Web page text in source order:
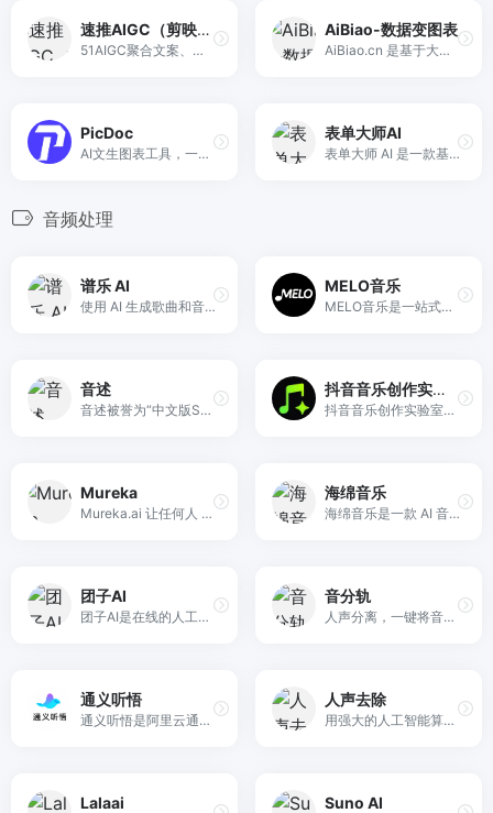
速推AIGC（剪映小助手）
51AIGC聚合文案、绘画、视频、代码等AI创作引擎，中文提示即可一键生成高质量内容，注册送额度，免费使用。
AiBiao-数据变图表
AiBiao.cn 是基于大模型技术的图表处理工具，支持处理多种图表格式，包括 Excel、CSV 等，一句话解决多种图表处理任务，包括数据清洗、数据分析、数据可视化等。
PicDoc
AI文生图表工具，一键生成思维导图/结构图/PPT图例/柱状图
表单大师AI
表单大师 AI 是一款基于自然语言处理技术的智能在线表单创建工具，致力于帮助用户快速、高效地生成各类专业表单。
音频处理
谱乐 AI
使用 AI 生成歌曲和音乐视频 — 免费启动，免费用于商业用途。将文本、图像或您的声音转化为原创音乐和可共享的音乐视频。
MELO音乐
MELO音乐是一站式AI视频与音乐制作助手，对标suno, udio的高品质体验。提供伴奏生成、原创写词、无损导出、哼唱识曲、混音变声等全套音频与短视频编辑工具。无论是流行Kpop、电音说唱、民谣古风、摇滚儿歌还是商用轻音乐，MELO为你免费谱曲，轻松做同款！
音述
音述被誉为“中文版Suno”，是全球地标级AI音乐创作平台。独家黑科技引擎，3秒生成录音棚级无损音质歌曲。完全无需乐理，输入歌词一键成曲，支持流行、古风、电音等全风格覆盖。包含无损Stem分轨、人声替换、歌词生成等专业功能。永久免费试用，立即打造你的百万爆款单曲！
抖音音乐创作实验室
抖音音乐创作实验室是抖音官方推出的AI音乐生产力工具，支持智能作词作曲、专业音频编辑及视频自动生成，助力零基础用户一站式完成音乐创作与发布。
Mureka
Mureka.ai 让任何人 10 秒内获得高质量、可商用的原创歌曲，支持多风格、多语言及开放 API。
海绵音乐
海绵音乐是一款 AI 音乐创作产品，输入一句话灵感或者歌词，即可快速生成音乐，最大限度拉近每个人同音乐创作的距离。同时，海绵音乐提供了丰富的自定义功能，让每个人都可以一键创作属于自己的 AI 音乐。在这个过程中，偶遇惊喜，发现更多可能，为你打造耳目一新的音乐创作体验
团子AI
团子AI是在线的人工智能工具箱，提供伴奏人声提取、任意乐器分离、无损升降掉等有趣且实用的功能。零门槛，快，简单，而且好。
音分轨
人声分离，一键将音频分离成人声和伴奏
通义听悟
通义听悟是阿里云通义家族新成员，是一款聚焦于音视频内容的工作学习AI助手。
人声去除
用强大的人工智能算法将声音从音乐中分离出来
Lalaai Suno AI